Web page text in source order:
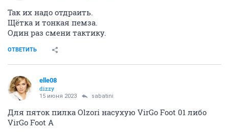
Так их надо отдраить.
Щётка и тонкая пемза.
Один раз смени тактику.
ОТВЕТИТЬ
elle08
dizzy
15 июня 2023 sabatini
Для пяток пилка Olzori насухую VirGo Foot 01 либо
VirGo Foot A